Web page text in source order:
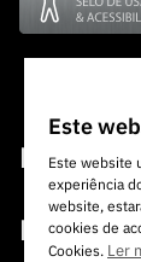
Programas
Internacional
Media
Este
Este website
experiência
website,
cookies de
Cookies. Ler